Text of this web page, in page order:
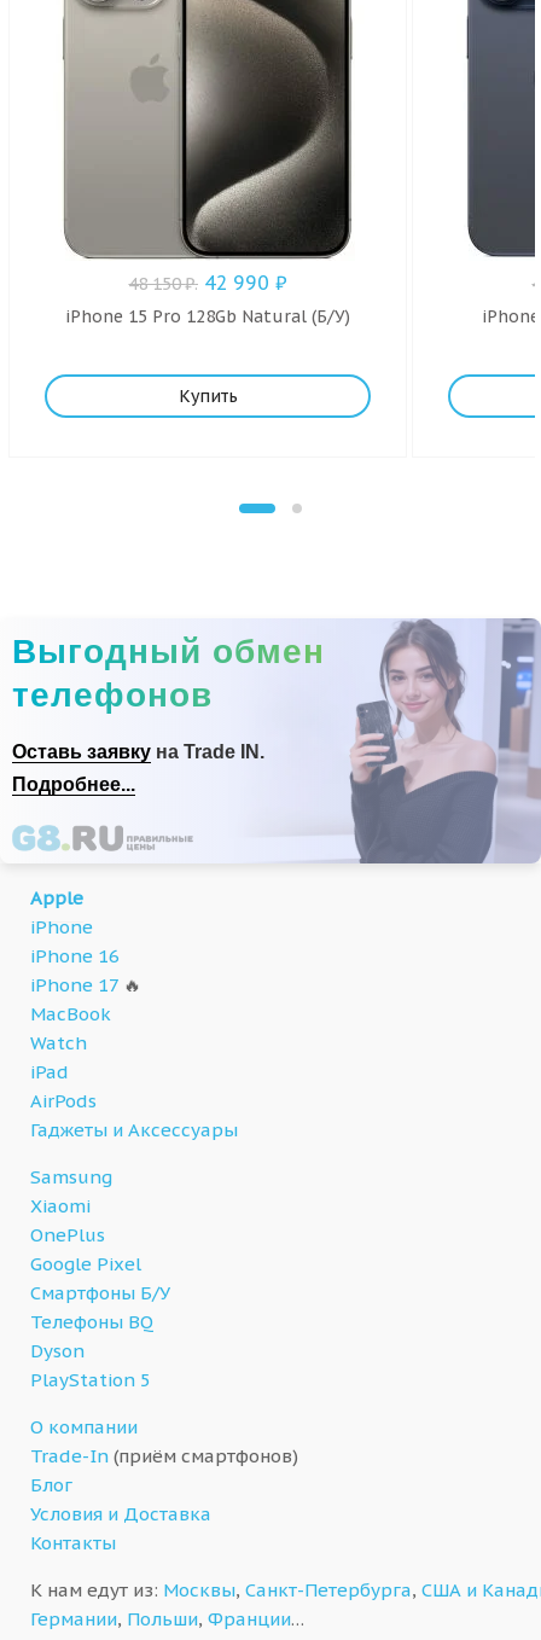
48 150₽. 42 990 ₽
iPhone 15 Pro 128Gb Natural (Б/У)
Купить
Выгодный обмен
телефонов
Оставь заявку на Trade IN.
Подробнее...
Apple
iPhone
iPhone 16
iPhone 17 🔥
MacBook
Watch
iPad
AirPods
Гаджеты и Аксессуары
Samsung
Xiaomi
OnePlus
Google Pixel
Смартфоны Б/У
Телефоны BQ
Dyson
PlayStation 5
О компании
Trade-In (приём смартфонов)
Блог
Условия и Доставка
Контакты
К нам едут из: Москвы, Санкт-Петербурга, США и
Германии, Польши, Франции…